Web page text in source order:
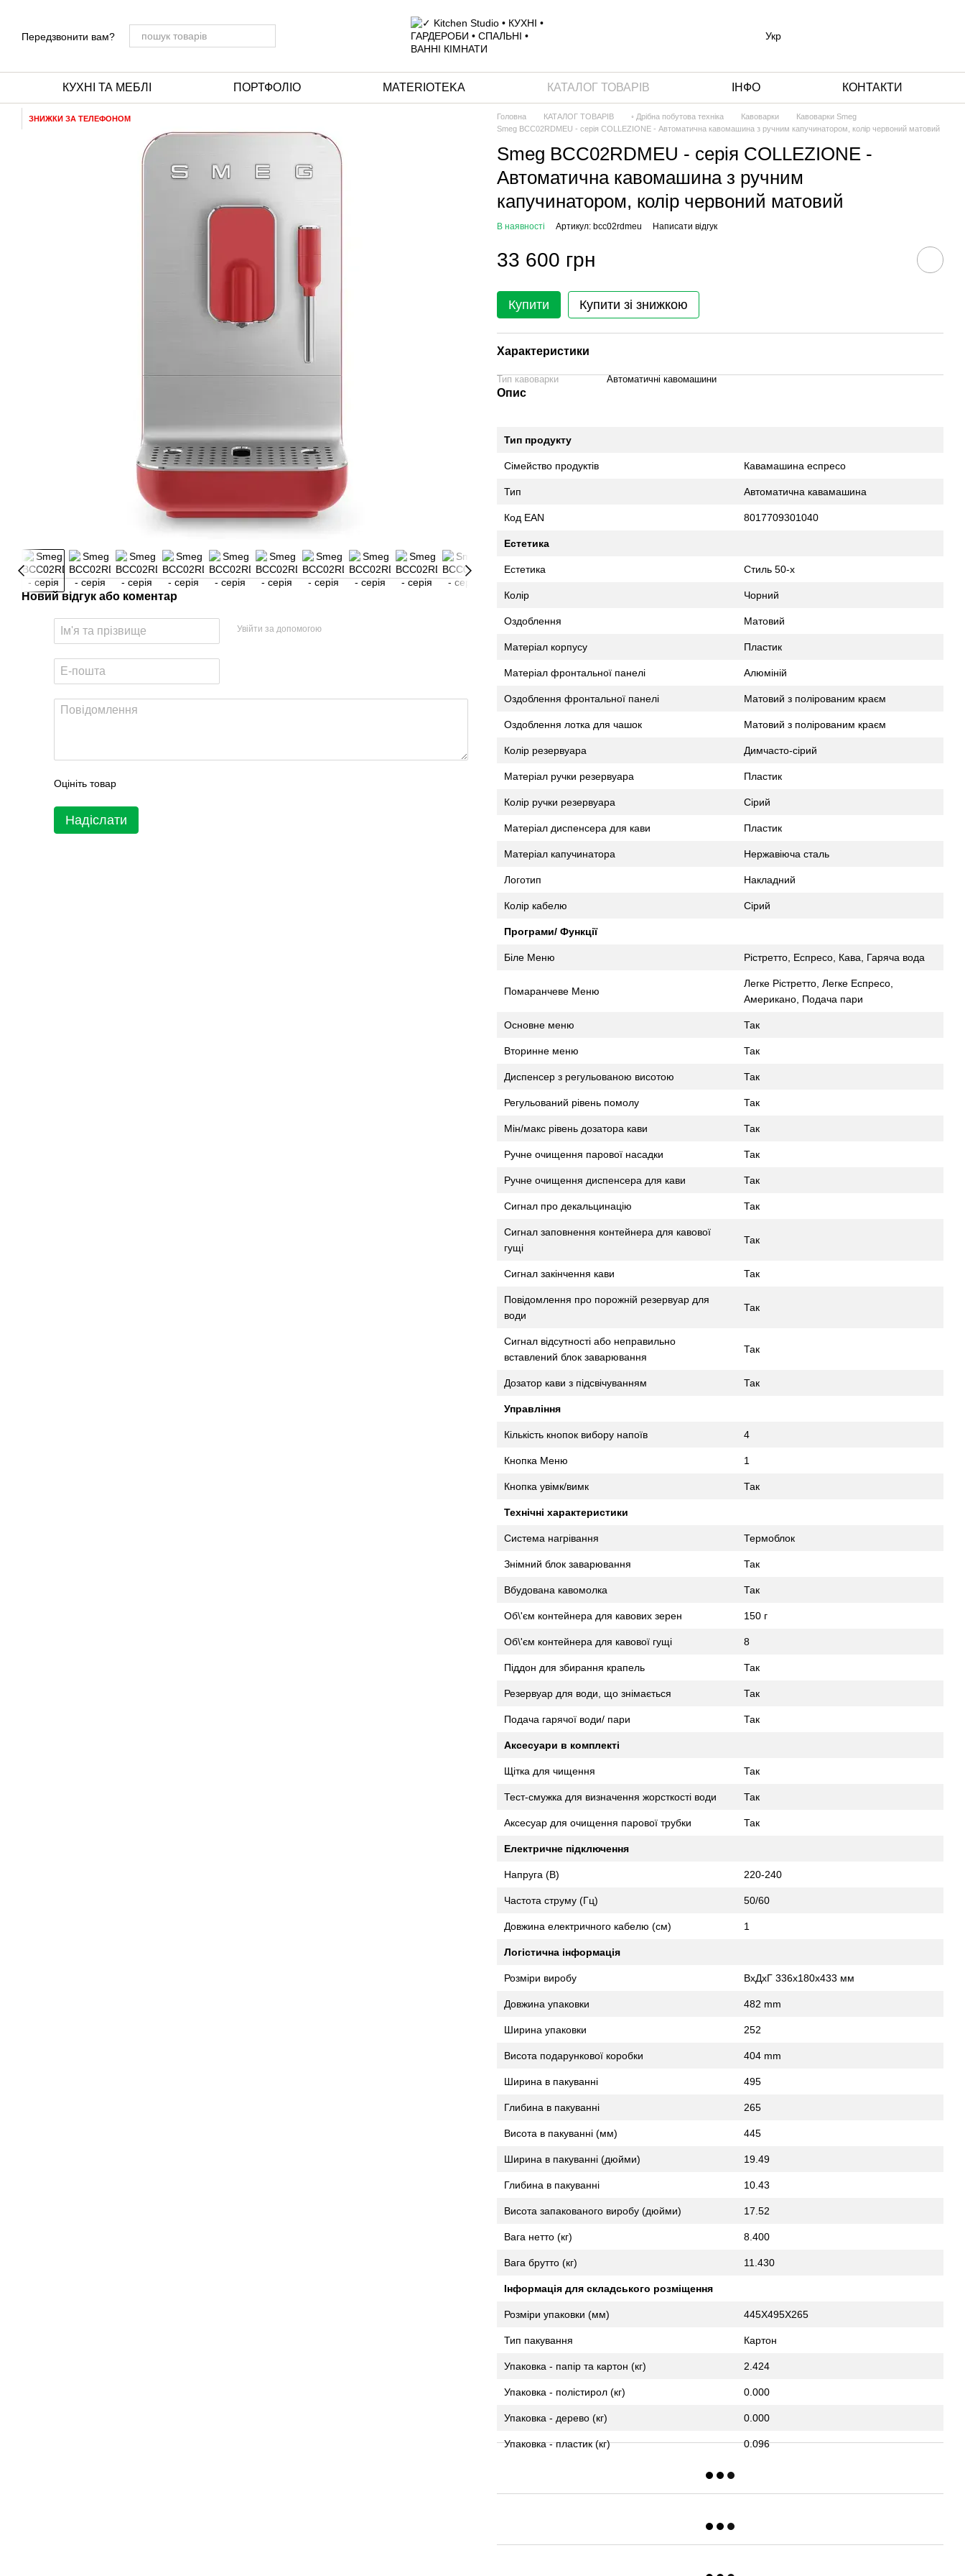
Передзвонити вам? Укр
КУХНІ ТА МЕБЛІ ПОРТФОЛІО MATERIOTEKA КАТАЛОГ ТОВАРІВ ІНФО КОНТАКТИ
ЗНИЖКИ ЗА ТЕЛЕФОНОМ
Новий відгук або коментар
Увійти за допомогою
Оцініть товар
Надіслати
Головна КАТАЛОГ ТОВАРІВ ◦ Дрібна побутова техніка Кавоварки
Кавоварки Smeg
Smeg BCC02RDMEU - серія COLLEZIONE - Автоматична кавомашина з ручним капучинатором, колір червоний матовий
Smeg BCC02RDMEU - серія COLLEZIONE -
Автоматична кавомашина з ручним
капучинатором, колір червоний матовий
В наявності Артикул: bcc02rdmeu Написати відгук
33 600 грн
Купити Купити зі знижкою
Характеристики
Тип кавоварки Автоматичні кавомашини
Опис
Тип продукту
Сімейство продуктів Кавамашина еспресо
Тип Автоматична кавамашина
Код EAN 8017709301040
Естетика
Естетика Стиль 50-х
Колір Чорний
Оздоблення Матовий
Матеріал корпусу Пластик
Матеріал фронтальної панелі Алюміній
Оздоблення фронтальної панелі Матовий з полірованим краєм
Оздоблення лотка для чашок Матовий з полірованим краєм
Колір резервуара Димчасто-сірий
Матеріал ручки резервуара Пластик
Колір ручки резервуара Сірий
Матеріал диспенсера для кави Пластик
Матеріал капучинатора Нержавіюча сталь
Логотип Накладний
Колір кабелю Сірий
Програми/ Функції
Біле Меню Рістретто, Еспресо, Кава, Гаряча вода
Помаранчеве Меню
Легке Рістретто, Легке Еспресо,
Американо, Подача пари
Основне меню Так
Вторинне меню Так
Диспенсер з регульованою висотою Так
Регульований рівень помолу Так
Мін/макс рівень дозатора кави Так
Ручне очищення парової насадки Так
Ручне очищення диспенсера для кави Так
Сигнал про декальцинацію Так
Сигнал заповнення контейнера для кавової
гущі
Так
Сигнал закінчення кави Так
Повідомлення про порожній резервуар для
води
Так
Сигнал відсутності або неправильно
вставлений блок заварювання
Так
Дозатор кави з підсвічуванням Так
Управління
Кількість кнопок вибору напоїв 4
Кнопка Меню 1
Кнопка увімк/вимк Так
Технічні характеристики
Система нагрівання Термоблок
Знімний блок заварювання Так
Вбудована кавомолка Так
Об\'єм контейнера для кавових зерен 150 г
Об\'єм контейнера для кавової гущі 8
Піддон для збирання крапель Так
Резервуар для води, що знімається Так
Подача гарячої води/ пари Так
Аксесуари в комплекті
Щітка для чищення Так
Тест-смужка для визначення жорсткості води Так
Аксесуар для очищення парової трубки Так
Електричне підключення
Напруга (В) 220-240
Частота струму (Гц) 50/60
Довжина електричного кабелю (см) 1
Логістична інформація
Розміри виробу ВxДxГ 336x180x433 мм
Довжина упаковки 482 mm
Ширина упаковки 252
Висота подарункової коробки 404 mm
Ширина в пакуванні 495
Глибина в пакуванні 265
Висота в пакуванні (мм) 445
Ширина в пакуванні (дюйми) 19.49
Глибина в пакуванні 10.43
Висота запакованого виробу (дюйми) 17.52
Вага нетто (кг) 8.400
Вага брутто (кг) 11.430
Інформація для складського розміщення
Розміри упаковки (мм) 445X495X265
Тип пакування Картон
Упаковка - папір та картон (кг) 2.424
Упаковка - полістирол (кг) 0.000
Упаковка - дерево (кг) 0.000
Упаковка - пластик (кг) 0.096